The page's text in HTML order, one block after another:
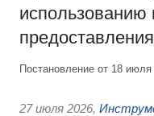
Постановление от 18
27 июля 2026,